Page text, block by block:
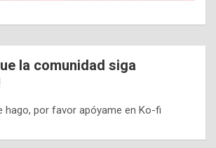
la comunidad siga
hago, por favor apóyame en Ko-fi